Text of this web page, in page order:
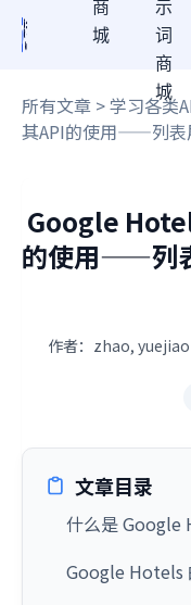
商
城
示
词
商
城
所有文章 >学习各类
其API的使用——列表
Google
的使用——列
作者：zhao,
文章目录
什么是 Google
Google Hotels